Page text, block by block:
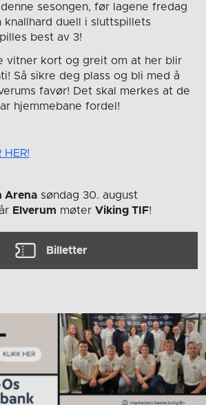
sesongen, før lagene fredag
knallhard duell i sluttspillets
best av 3!
vitner kort og greit om at her blir
Så sikre deg plass og bli med å
favør! Det skal merkes at de
hjemmebane fordel!
HER!
Arena søndag 30. august
Elverum møter Viking TIF!
Billetter